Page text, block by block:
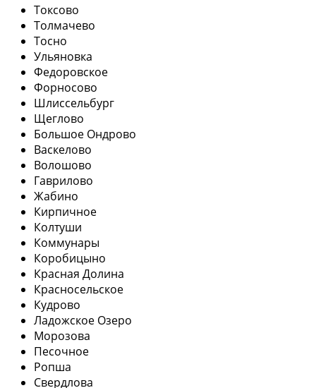
Токсово
Толмачево
Тосно
Ульяновка
Федоровское
Форносово
Шлиссельбург
Щеглово
Большое Ондрово
Васкелово
Волошово
Гаврилово
Жабино
Кирпичное
Колтуши
Коммунары
Коробицыно
Красная Долина
Красносельское
Кудрово
Ладожское Озеро
Морозова
Песочное
Ропша
Свердлова